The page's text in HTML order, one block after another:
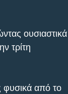
ουσιαστικά
τρίτη
φυσικά από το